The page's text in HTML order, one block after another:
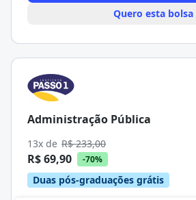
Quero esta bolsa
Administração Pública
13x de R$ 233,00
R$ 69,90 -70%
Duas pós-graduações grátis